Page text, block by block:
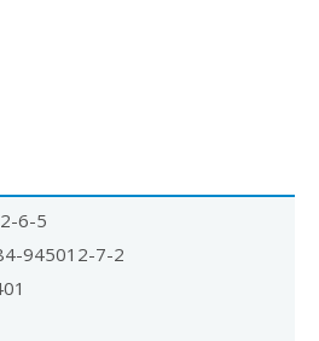
6-5
945012-7-2